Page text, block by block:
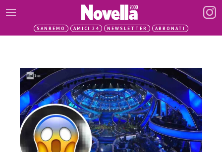
SANREMO AMICI 24 NEWSLETTER ABBONATI